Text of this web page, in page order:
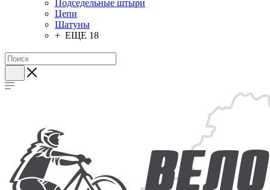
Подседельные штыри
Цепи
Шатуны
+ ЕЩЕ 18